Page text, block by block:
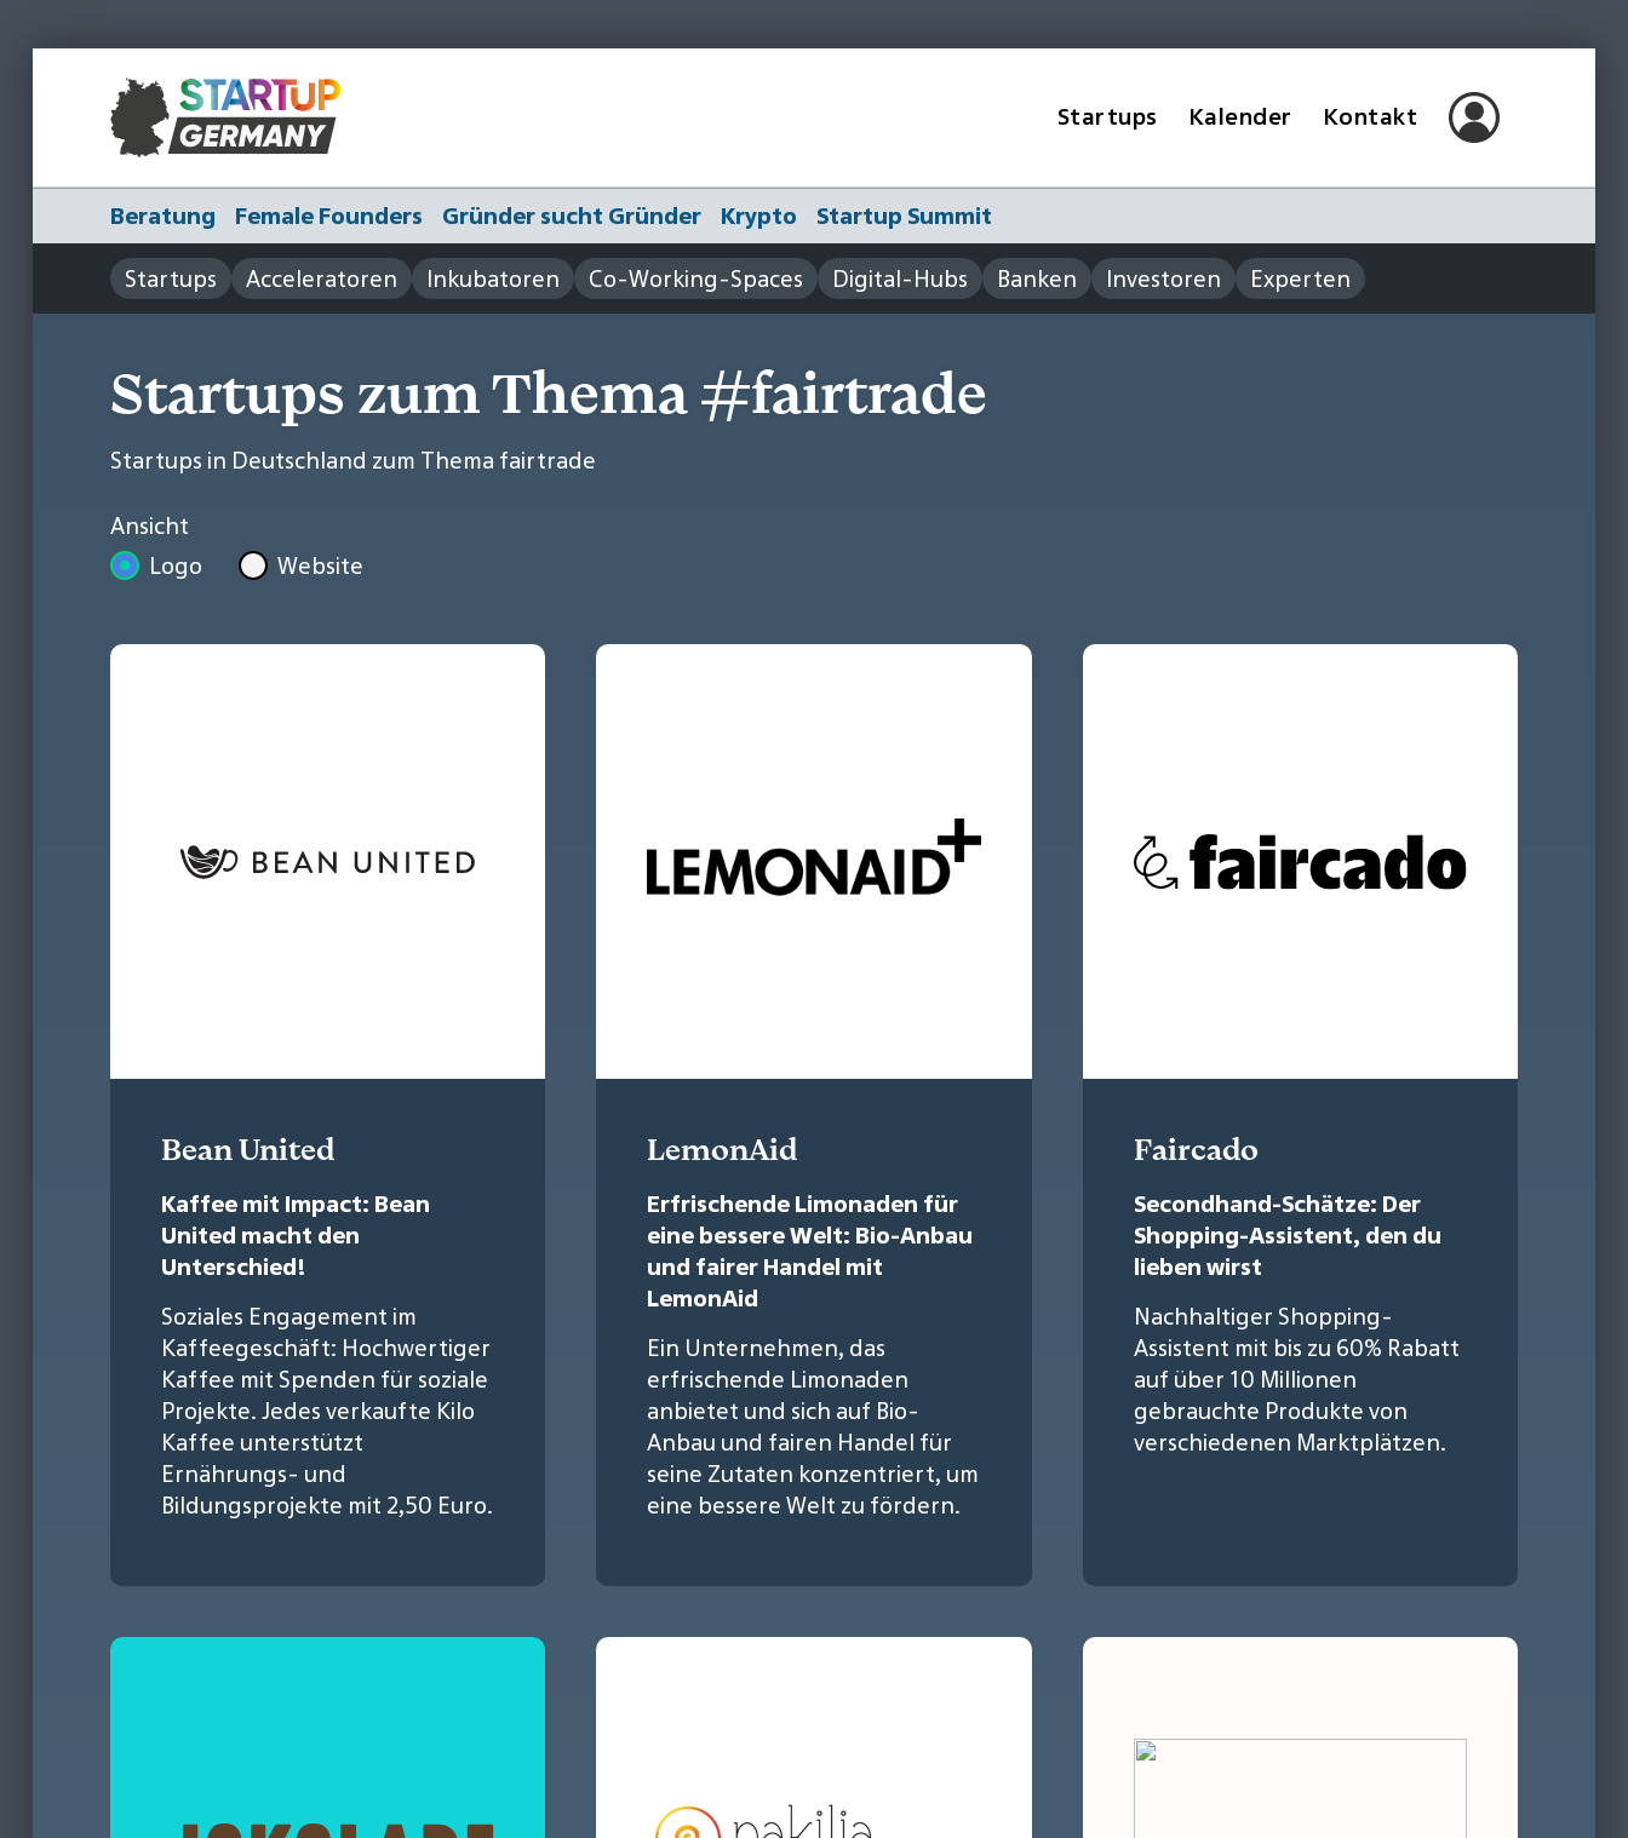
Startups Kalender Kontakt
Beratung Female Founders Gründer sucht Gründer Krypto
Startup Summit
Startups
Acceleratoren Inkubatoren Co-Working-Spaces Digital-Hubs Banken Investoren Experten
Startups zum Thema #fairtrade
Startups in Deutschland zum Thema fairtrade
Ansicht
Logo
Website
Bean United
Kaffee mit Impact: Bean
United macht den
Unterschied!
Soziales Engagement im
Kaffeegeschäft: Hochwertiger
Kaffee mit Spenden für soziale
Projekte. Jedes verkaufte Kilo
Kaffee unterstützt
Ernährungs- und
Bildungsprojekte mit 2,50 Euro.
LemonAid
Erfrischende Limonaden für
eine bessere Welt: Bio-Anbau
und fairer Handel mit
LemonAid
Ein Unternehmen, das
erfrischende Limonaden
anbietet und sich auf Bio-
Anbau und fairen Handel für
seine Zutaten konzentriert, um
eine bessere Welt zu fördern.
Faircado
Secondhand-Schätze: Der
Shopping-Assistent, den du
lieben wirst
Nachhaltiger Shopping-
Assistent mit bis zu 60% Rabatt
auf über 10 Millionen
gebrauchte Produkte von
verschiedenen Marktplätzen.